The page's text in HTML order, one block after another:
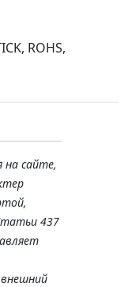
ROHS,
на сайте,
437